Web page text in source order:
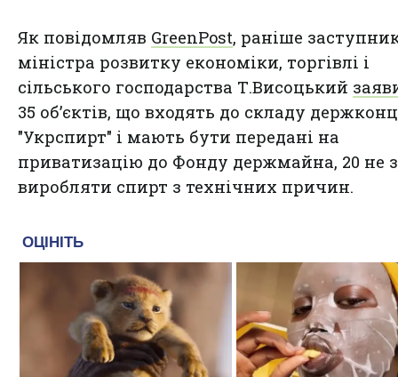
Як повідомляв GreenPost, раніше
міністра розвитку економіки, торгівлі і
сільського господарства Т.Висоцький
35 об’єктів, що входять до складу
"Укрспирт" і мають бути передані на
приватизацію до Фонду держмайна, 20 не
виробляти спирт з технічних причин.